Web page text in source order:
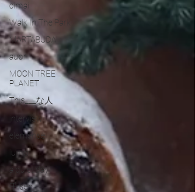
cimai
Walk In The Park
MARTABUDA
auor
MOON TREE
PLANET
This___な人
interview
elemense
lump
a quiet day
千 sen